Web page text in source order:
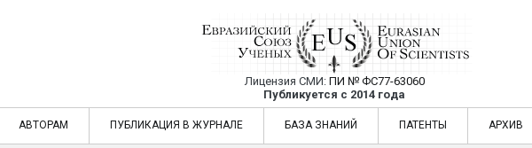
Евразийский Союз Ученых —
Лицензия СМИ: ПИ № ФС77-63060
Публикуется с 2014 года
Евразийский Союз Ученых — публикация научных статей в
АВТОРАМ ПУБЛИКАЦИЯ В ЖУРНАЛЕ БАЗА ЗНАНИЙ ПАТЕНТЫ АРХИВ